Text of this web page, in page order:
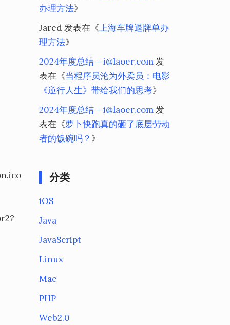
办理方法》
Jared发表在《上海车牌退牌单办
理方法》
2024年度总结 – i@laoer.com发
表在《当程序员沦为外卖员：电影
《逆行人生》带给我们的思考》
2024年度总结 – i@laoer.com发
表在《萝卜快跑真的砸了底层劳动
者的饭碗吗？ 》
分类
iOS
Java
JavaScript
Linux
Mac
PHP
Web2.0